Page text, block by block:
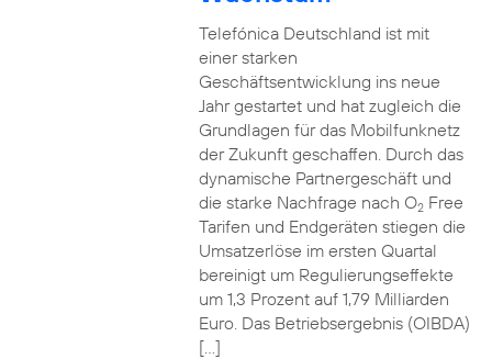
Telefónica Deutschland ist mit
einer starken
Geschäftsentwicklung ins neue
Jahr gestartet und hat zugleich die
Grundlagen für das Mobilfunknetz
der Zukunft geschaffen. Durch das
dynamische Partnergeschäft und
die starke Nachfrage nach O2Free
Tarifen und Endgeräten stiegen die
Umsatzerlöse im ersten Quartal
bereinigt um Regulierungseffekte
um 1,3 Prozent auf 1,79 Milliarden
Euro. Das Betriebsergebnis (OIBDA)
[…]